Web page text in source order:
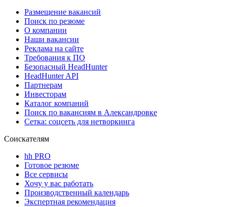
Размещение вакансий
Поиск по резюме
О компании
Наши вакансии
Реклама на сайте
Требования к ПО
Безопасный HeadHunter
HeadHunter API
Партнерам
Инвесторам
Каталог компаний
Поиск по вакансиям в Александровке
Сетка: соцсеть для нетворкинга
Соискателям
hh PRO
Готовое резюме
Все сервисы
Хочу у вас работать
Производственный календарь
Экспертная рекомендация